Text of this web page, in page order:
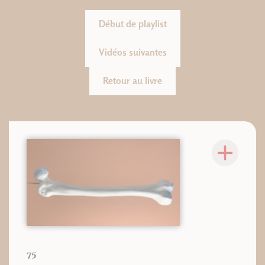
Début de playlist
Vidéos suivantes
Retour au livre
75